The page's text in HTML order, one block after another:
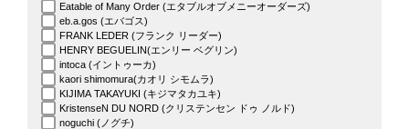
Eatable of Many Order (エタブルオブメニーオーダーズ)
eb.a.gos (エバゴス)
FRANK LEDER (フランク リーダー)
HENRY BEGUELIN(エンリー ベグリン)
intoca (イントゥーカ)
kaori shimomura(カオリ シモムラ)
KIJIMA TAKAYUKI (キジマタカユキ)
KristenseN DU NORD (クリステンセン ドゥ ノルド)
noguchi (ノグチ)